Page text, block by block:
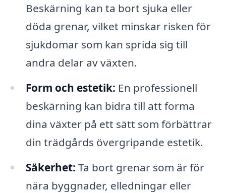
Beskärning kan ta bort sjuka eller
döda grenar, vilket minskar risken för
sjukdomar som kan sprida sig till
andra delar av växten.
Form och estetik: En professionell
beskärning kan bidra till att forma
dina växter på ett sätt som förbättrar
din trädgårds övergripande estetik.
Säkerhet: Ta bort grenar som är för
nära byggnader, elledningar eller